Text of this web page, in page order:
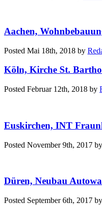
Aachen,
Posted Mai 18th, 2018 by
Köln, Kirche St.
Posted Februar 12th, 2018 by
Euskirchen, INT
Posted November 9th, 2017 by
Düren, Neubau
Posted September 6th, 2017 by